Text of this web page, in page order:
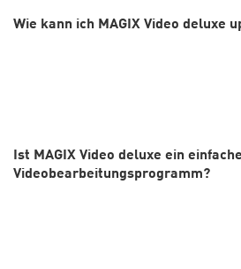
Ton bearbeiten sowie Effekte,
– alles in einem einzigen Programm.
Wie kann ich MAGIX Video deluxe
Ist MAGIX Video deluxe ein
Videobearbeitungsprogramm?